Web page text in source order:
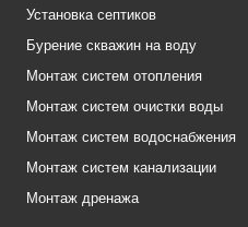
Установка септиков
Бурение скважин на воду
Монтаж систем отопления
Монтаж систем очистки воды
Монтаж систем водоснабжения
Монтаж систем канализации
Монтаж дренажа